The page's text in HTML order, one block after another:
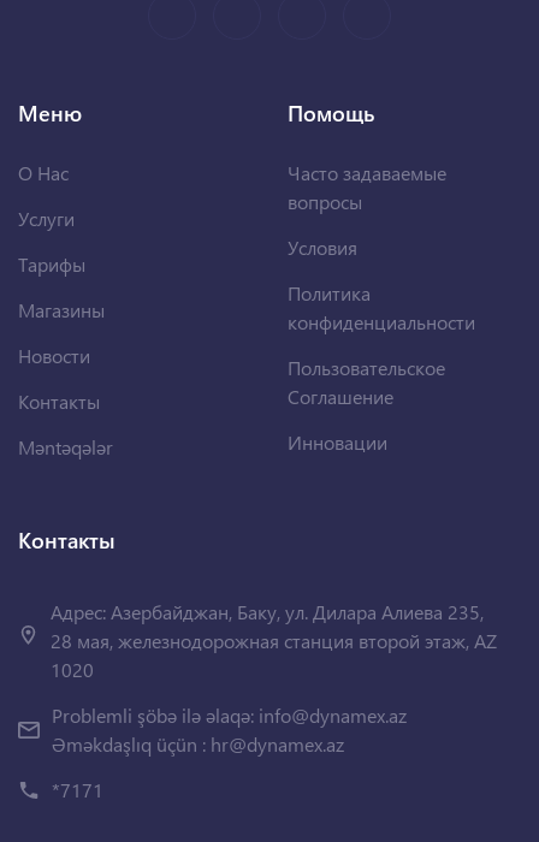
Меню
О Нас
Услуги
Тарифы
Магазины
Новости
Контакты
Məntəqələr
Помощь
Часто задаваемые
вопросы
Условия
Политика
конфиденциальности
Пользовательское
Соглашение
Инновации
Контакты
Адрес: Азербайджан, Баку, ул. Дилара Алиева 235,
28 мая, железнодорожная станция второй этаж, AZ
1020
Problemli şöbə ilə əlaqə: info@dynamex.az
Əməkdaşlıq üçün : hr@dynamex.az
*7171